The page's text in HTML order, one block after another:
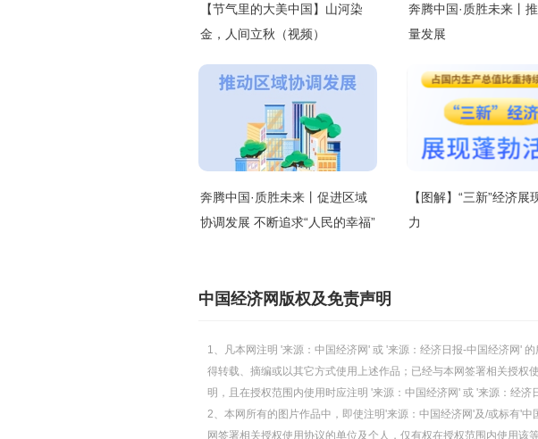
【节气里的大美中国】山河染
金，人间立秋（视频）
奔腾中国·质胜未来丨
量发展
奔腾中国·质胜未来丨促进区域
协调发展 不断追求“人民的幸福”
【图解】“三新”经济展
力
中国经济网版权及免责声明
1、凡本网注明 '来源：中国经济网' 或 '来源：经济日报-中国经济网'
得转载、摘编或以其它方式使用上述作品；已经与本网签署相关授
明，且在授权范围内使用时应注明 '来源：中国经济网' 或 '来源：经
2、本网所有的图片作品中，即使注明'来源：中国经济网'及/或标有'
网签署相关授权使用协议的单位及个人，仅有权在授权范围内使用